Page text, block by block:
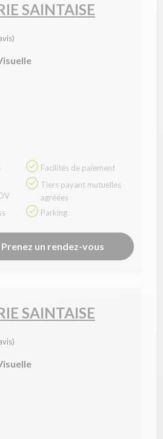
SAINTAISE
Facilités de paiement
agréées
Parking
Prenez un rendez-vous
SAINTAISE